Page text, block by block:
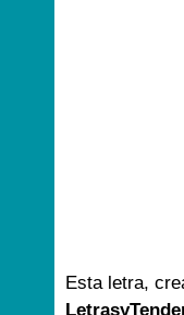
Esta letra,